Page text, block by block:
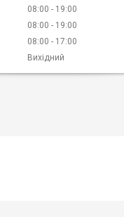
08:00
19:00
08:00
19:00
08:00
17:00
Вихідний